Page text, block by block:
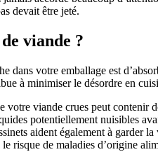
devait être jeté.
viande ?
dans votre emballage est
à minimiser le désordre en
viande crues peut contenir
potentiellement nuisibles
aident également à garder
risque de maladies d’origine